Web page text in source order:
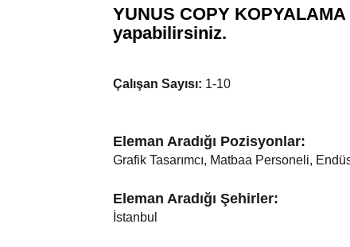
YUNUS COPY
yapabilirsiniz.
Çalışan Sayısı: 1-10
Eleman Aradığı Pozisyonlar:
Grafik Tasarımcı, Matbaa Personeli,
Eleman Aradığı Şehirler:
İstanbul